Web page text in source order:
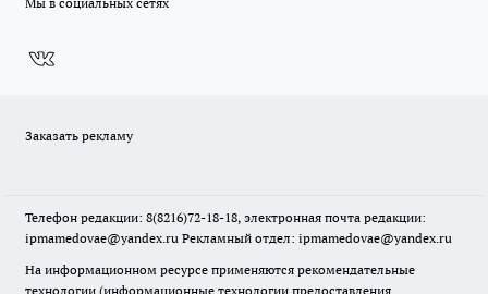
Заказать рекламу
Телефон редакции: 8(8216)72-18-18, электронная почта редакции:
ipmamedovae@yandex.ru Рекламный отдел: ipmamedovae@yandex.ru
На информационном ресурсе применяются рекомендательные
технологии (информационные технологии предоставления